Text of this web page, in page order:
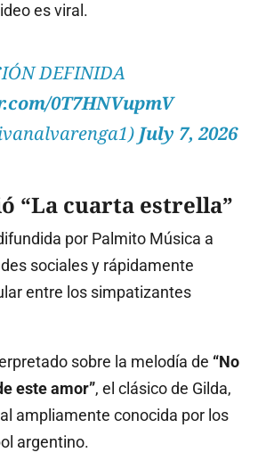
es viral.
DEFINIDA
0T7HNVupmV
July 7, 2026
“La cuarta estrella”
por Palmito Música a
sociales y rápidamente
entre los simpatizantes
sobre la melodía de “No
este amor”, el clásico de Gilda,
ampliamente conocida por los
argentino.